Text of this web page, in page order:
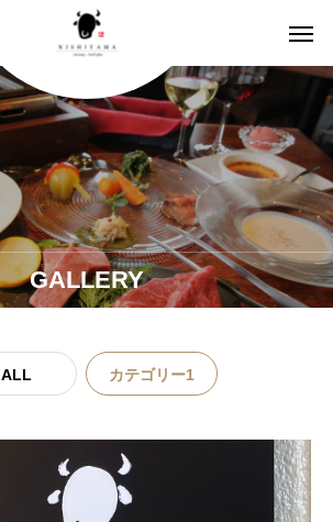
GALLERY
ALL カテゴリー1